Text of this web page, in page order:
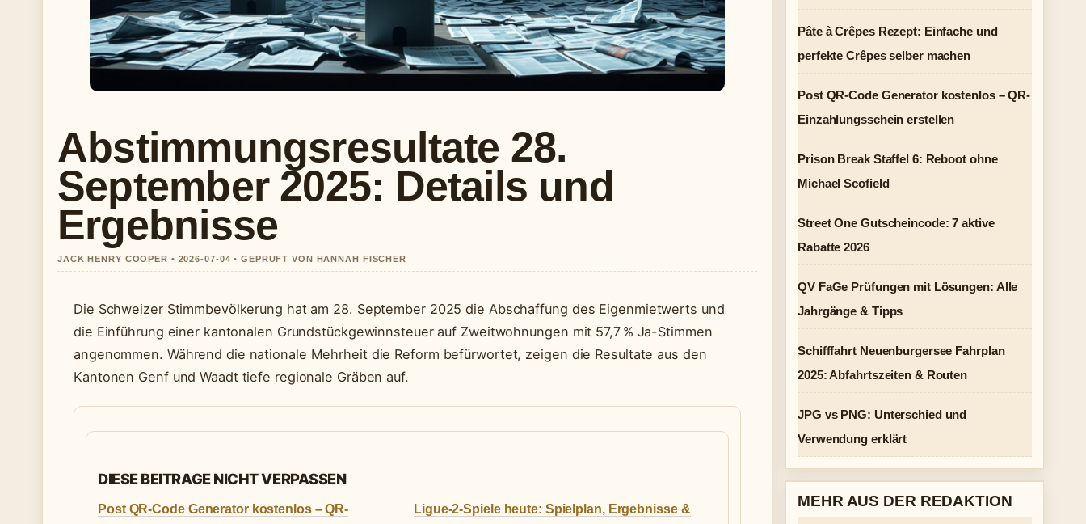
Abstimmungsresultate 28.
September 2025: Details und
Ergebnisse
JACK HENRY COOPER • 2026-07-04 • GEPRUFT VON HANNAH FISCHER
Die Schweizer Stimmbevölkerung hat am 28. September 2025 die Abschaffung des Eigenmietwerts und
die Einführung einer kantonalen Grundstückgewinnsteuer auf Zweitwohnungen mit 57,7 % Ja-Stimmen
angenommen. Während die nationale Mehrheit die Reform befürwortet, zeigen die Resultate aus den
Kantonen Genf und Waadt tiefe regionale Gräben auf.
DIESE BEITRAGE NICHT VERPASSEN
Post QR-Code Generator kostenlos – QR-
Ligue-2-Spiele heute: Spielplan, Ergebnisse &
Pâte à Crêpes Rezept: Einfache und
perfekte Crêpes selber machen
Post QR-Code Generator kostenlos – QR-
Einzahlungsschein erstellen
Prison Break Staffel 6: Reboot ohne
Michael Scofield
Street One Gutscheincode: 7 aktive
Rabatte 2026
QV FaGe Prüfungen mit Lösungen: Alle
Jahrgänge & Tipps
Schifffahrt Neuenburgersee Fahrplan
2025: Abfahrtszeiten & Routen
JPG vs PNG: Unterschied und
Verwendung erklärt
MEHR AUS DER REDAKTION